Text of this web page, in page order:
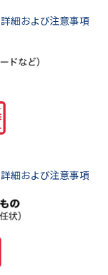
詳細および注意事項
詳細および注意事項